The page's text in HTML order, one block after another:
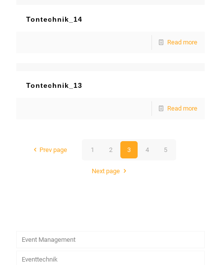
Tontechnik_14
Read more
Tontechnik_13
Read more
Prev page 1 2 3 4 5
Next page
Event Management
Eventtechnik